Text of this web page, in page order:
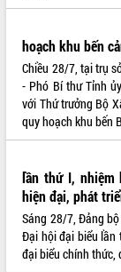
Đắk Lắk sơ kết 4 năm
Họp báo thông tin về
Quy hoạch và Xúc
Lắk
Khơi thông điểm
giải ngân vốn khắc
Hội thảo góp ý hồ sơ
hoạch tỉnh Đắk Lắk
tầm nhìn đến năm 2050
Nâng cao hiệu quả
doanh nghiệp nhà nước
hoạch khu bến
Chiều 28/7, tại trụ
- Phó Bí thư Tỉnh
với Thứ trưởng Bộ
quy hoạch khu bến
lần thứ I, nhiệm
hiện đại, phát
Sáng 28/7, Đảng
Đại hội đại biểu lần
đại biểu chính thức,